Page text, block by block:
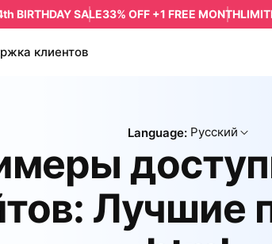
BIRTHDAY SALE33% OFF +1 FREE MONTH
клиентов
Language: Русский
Лучшие